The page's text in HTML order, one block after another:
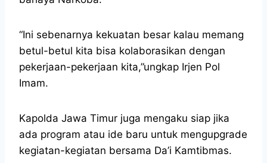
“Ini sebenarnya kekuatan besar kalau memang
betul-betul kita bisa kolaborasikan dengan
pekerjaan-pekerjaan kita,”ungkap Irjen Pol
Imam.
Kapolda Jawa Timur juga mengaku siap jika
ada program atau ide baru untuk mengupgrade
kegiatan-kegiatan bersama Da’i Kamtibmas.